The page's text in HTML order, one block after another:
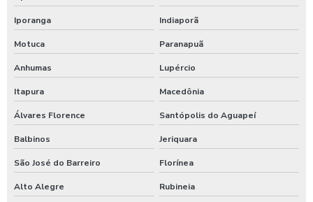
Iporanga Indiaporã
Motuca Paranapuã
Anhumas Lupércio
Itapura Macedônia
Álvares Florence Santópolis do Aguapeí
Balbinos Jeriquara
São José do Barreiro Florínea
Alto Alegre Rubineia